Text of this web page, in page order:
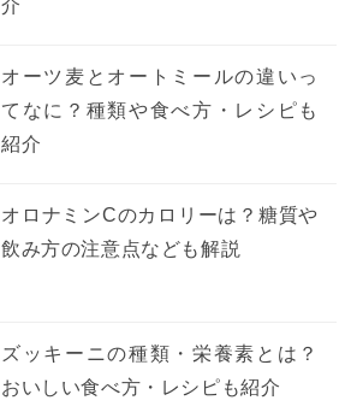
介
オーツ麦とオートミールの違いっ
てなに？種類や食べ方・レシピも
紹介
オロナミンCのカロリーは？糖質や
飲み方の注意点なども解説
ズッキーニの種類・栄養素とは？
おいしい食べ方・レシピも紹介